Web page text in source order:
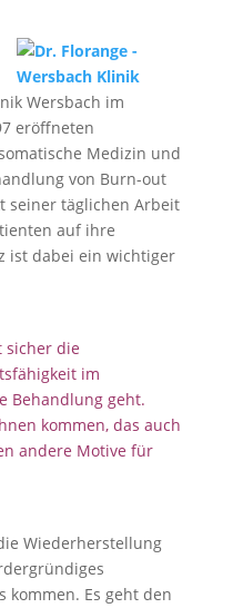
Wersbach im
eröffneten
Medizin und
von Burn-out
seiner täglichen Arbeit
auf ihre
ist dabei ein wichtiger
sicher die
im
Behandlung geht.
kommen, das auch
andere Motive für
Wiederherstellung
kommen. Es geht den